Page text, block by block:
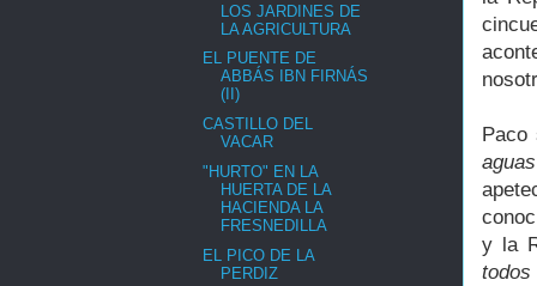
y la
LOS JARDINES DE
LA AGRICULTURA
EL PUENTE DE
ABBÁS IBN FIRNÁS
(II)
CASTILLO DEL
VACAR
"HURTO" EN LA
HUERTA DE LA
HACIENDA LA
FRESNEDILLA
EL PICO DE LA
PERDIZ